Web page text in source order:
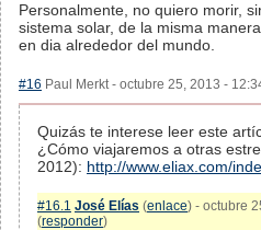
Personalmente, no quiero morir,
sistema solar, de la misma
en dia alrededor del mundo.
#16 Paul Merkt - octubre 25, 2013 -
Quizás te interese leer este
¿Cómo viajaremos a otras
2012): http://www.eliax.com/
#16.1 José Elías (enlace) - octubre
(responder)